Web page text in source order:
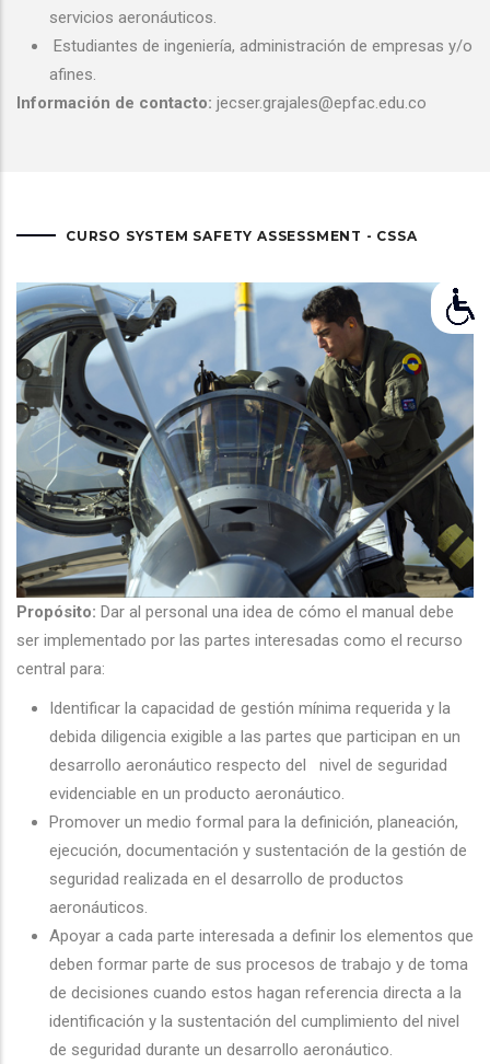
servicios aeronáuticos.
Estudiantes de ingeniería, administración de empresas y/o
afines.
Información de contacto: jecser.grajales@epfac.edu.co
CURSO SYSTEM SAFETY ASSESSMENT - CSSA
Propósito: Dar al personal una idea de cómo el manual debe
ser implementado por las partes interesadas como el recurso
central para:
Identificar la capacidad de gestión mínima requerida y la
debida diligencia exigible a las partes que participan en un
desarrollo aeronáutico respecto del nivel de seguridad
evidenciable en un producto aeronáutico.
Promover un medio formal para la definición, planeación,
ejecución, documentación y sustentación de la gestión de
seguridad realizada en el desarrollo de productos
aeronáuticos.
Apoyar a cada parte interesada a definir los elementos que
deben formar parte de sus procesos de trabajo y de toma
de decisiones cuando estos hagan referencia directa a la
identificación y la sustentación del cumplimiento del nivel
de seguridad durante un desarrollo aeronáutico.